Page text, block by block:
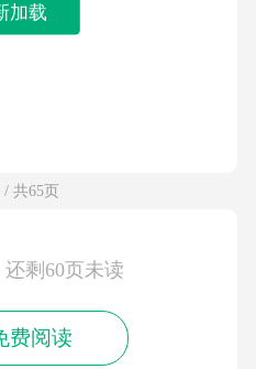
加载
/ 共65页
剩60页未读
费阅读